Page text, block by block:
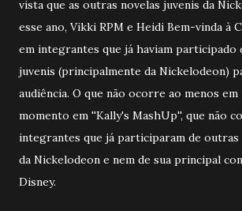
vista que as outras novelas juvenis da
esse ano, Vikki RPM e Heidi Bem-vinda à
em integrantes que já haviam participado
juvenis (principalmente da Nickelodeon)
audiência. O que não ocorre ao menos
momento em ''Kally's MashUp'', que não
integrantes que já participaram de outras
da Nickelodeon e nem de sua principal
Disney.